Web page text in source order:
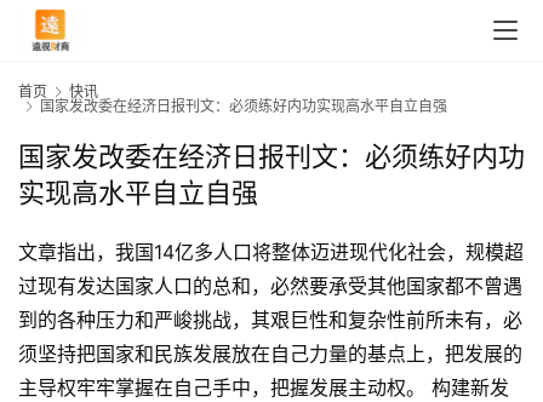
首页
快讯
国家发改委在经济日报刊文：必须练好内功实现高水平自立自强
国家发改委在经济日报刊文：必须练好内功
实现高水平自立自强
文章指出，我国14亿多人口将整体迈进现代化社会，规模超
过现有发达国家人口的总和，必然要承受其他国家都不曾遇
到的各种压力和严峻挑战，其艰巨性和复杂性前所未有，必
须坚持把国家和民族发展放在自己力量的基点上，把发展的
主导权牢牢掌握在自己手中，把握发展主动权。 构建新发